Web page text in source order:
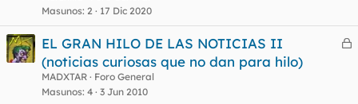
a
d
Masunos 2 17 Dic 2020
C
EL GRAN HILO DE LAS NOTICIAS II
(noticias curiosas que no dan para hilo)
MADXTAR
Foro General
Masunos 4 3 Jun 2010